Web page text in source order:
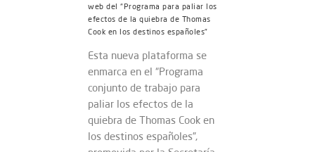
web del “Programa para paliar los
efectos de la quiebra de Thomas
Cook en los destinos españoles”
Esta nueva plataforma se
enmarca en el “Programa
conjunto de trabajo para
paliar los efectos de la
quiebra de Thomas Cook en
los destinos españoles”,